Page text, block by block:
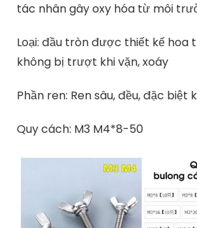
tác nhân gây oxy hóa từ môi
Loại: đầu tròn được thiết kế hoa
không bị trượt khi vặn, xoáy
Phần ren: Ren sâu, đều, đặc biệt
Quy cách: M3 M4*8-50